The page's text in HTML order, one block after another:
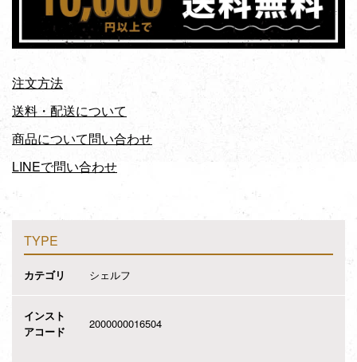
注文方法
送料・配送について
商品について問い合わせ
LINEで問い合わせ
TYPE
カテゴリ シェルフ
インスト
アコード
2000000016504